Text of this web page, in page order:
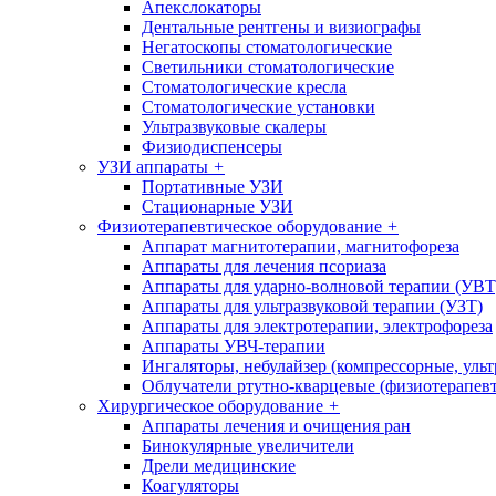
Апекслокаторы
Дентальные рентгены и визиографы
Негатоскопы стоматологические
Светильники стоматологические
Стоматологические кресла
Стоматологические установки
Ультразвуковые скалеры
Физиодиспенсеры
УЗИ аппараты +
Портативные УЗИ
Стационарные УЗИ
Физиотерапевтическое оборудование +
Аппарат магнитотерапии, магнитофореза
Аппараты для лечения псориаза
Аппараты для ударно-волновой терапии
Аппараты для ультразвуковой терапии (УЗТ)
Аппараты для электротерапии, электрофореза
Аппараты УВЧ-терапии
Ингаляторы, небулайзер (компрессорные,
Облучатели ртутно-кварцевые
Хирургическое оборудование +
Аппараты лечения и очищения ран
Бинокулярные увеличители
Дрели медицинские
Коагуляторы